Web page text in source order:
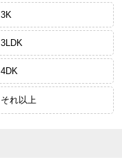
3K
3LDK
4DK
それ以上